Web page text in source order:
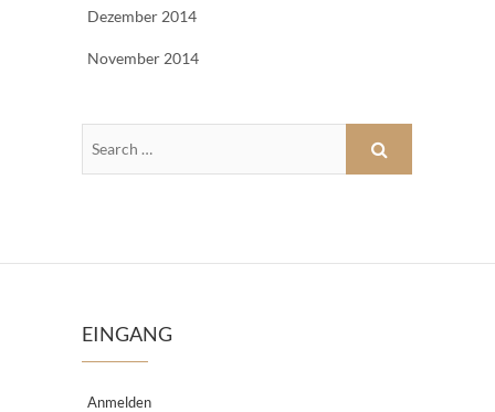
Dezember 2014
November 2014
EINGANG
Anmelden